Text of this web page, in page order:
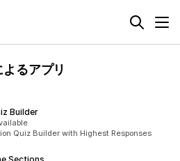
るアプリ
Builder
Quiz Builder with Highest Responses